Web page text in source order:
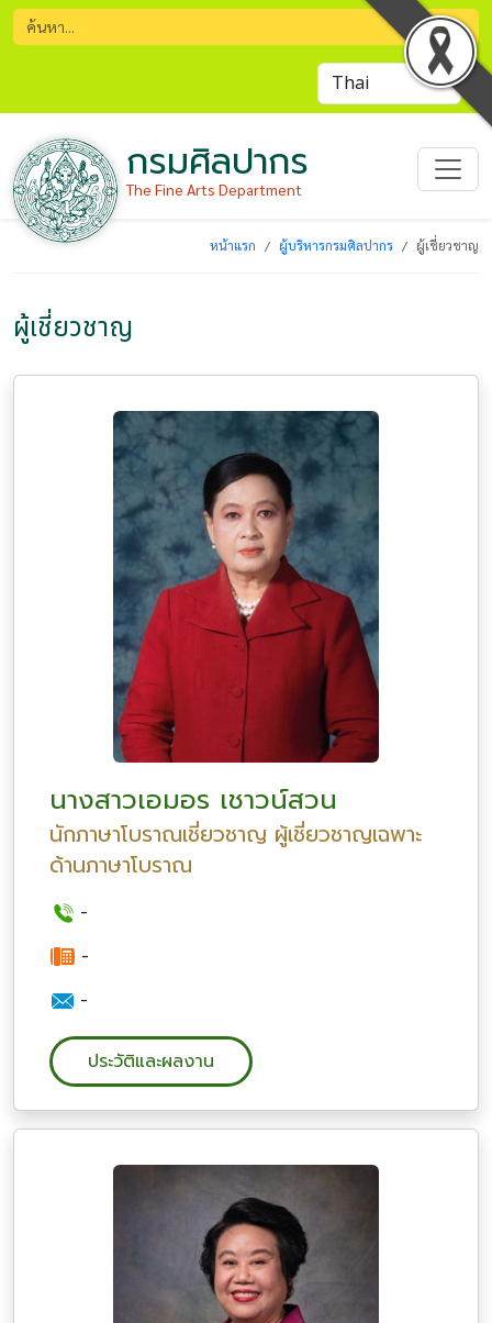
กรมศิลปากร
The Fine Arts Department
หน้าแรก ผู้บริหารกรมศิลปากร ผู้เชี่ยวชาญ
ผู้เชี่ยวชาญ
นางสาวเอมอร เชาวน์สวน
นักภาษาโบราณเชี่ยวชาญ ผู้เชี่ยวชาญเฉพาะ
ด้านภาษาโบราณ
-
-
-
ประวัติและผลงาน